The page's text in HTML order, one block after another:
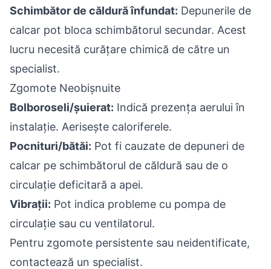
Schimbător de căldură înfundat: Depunerile de
calcar pot bloca schimbătorul secundar. Acest
lucru necesită curățare chimică de către un
specialist.
Zgomote Neobișnuite
Bolboroseli/șuierat: Indică prezența aerului în
instalație. Aerisește caloriferele.
Pocnituri/bătăi: Pot fi cauzate de depuneri de
calcar pe schimbătorul de căldură sau de o
circulație deficitară a apei.
Vibrații: Pot indica probleme cu pompa de
circulație sau cu ventilatorul.
Pentru zgomote persistente sau neidentificate,
contactează un specialist.